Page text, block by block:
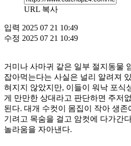
URL 복사
입력 2025 07 21 10:49
수정 2025 07 21 10:49
거미나 사마귀 같은 일부 절지동물
잡아먹는다는 사실은 널리 알려져
혀지지 않았지만, 이들이 워낙 포식
게 만만한 상대라고 판단하면 주저
된다. 대개 수컷이 몸집이 작아 생
기려고 목숨을 걸고 암컷에 다가간
놀라움을 자아낸다.